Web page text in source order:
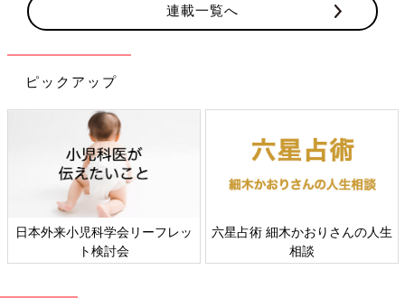
連載一覧へ
ピックアップ
日本外来小児科学会リーフレッ
ト検討会
六星占術 細木かおりさんの人生
相談